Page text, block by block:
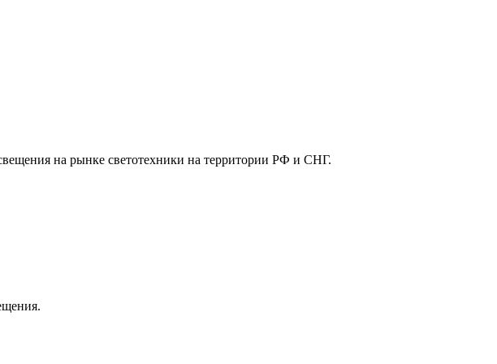
на рынке светотехники на территории РФ и СНГ.